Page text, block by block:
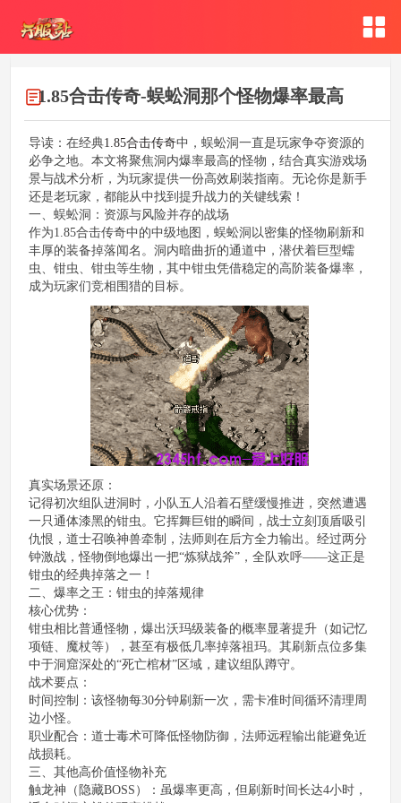
1.85合击传奇-蜈蚣洞那个怪物爆率最高
导读：在经典1.85合击传奇中，蜈蚣洞一直是玩家争夺资源的
必争之地。本文将聚焦洞内爆率最高的怪物，结合真实游戏场
景与战术分析，为玩家提供一份高效刷装指南。无论你是新手
还是老玩家，都能从中找到提升战力的关键线索！
一、蜈蚣洞：资源与风险并存的战场
作为1.85合击传奇中的中级地图，蜈蚣洞以密集的怪物刷新和
丰厚的装备掉落闻名。洞内暗曲折的通道中，潜伏着巨型蠕
虫、钳虫、钳虫等生物，其中钳虫凭借稳定的高阶装备爆率，
成为玩家们竞相围猎的目标。
真实场景还原：
记得初次组队进洞时，小队五人沿着石壁缓慢推进，突然遭遇
一只通体漆黑的钳虫。它挥舞巨钳的瞬间，战士立刻顶盾吸引
仇恨，道士召唤神兽牵制，法师则在后方全力输出。经过两分
钟激战，怪物倒地爆出一把“炼狱战斧”，全队欢呼——这正是
钳虫的经典掉落之一！
二、爆率之王：钳虫的掉落规律
核心优势：
钳虫相比普通怪物，爆出沃玛级装备的概率显著提升（如记忆
项链、魔杖等），甚至有极低几率掉落祖玛。其刷新点位多集
中于洞窟深处的“死亡棺材”区域，建议组队蹲守。
战术要点：
时间控制：该怪物每30分钟刷新一次，需卡准时间循环清理周
边小怪。
职业配合：道士毒术可降低怪物防御，法师远程输出能避免近
战损耗。
三、其他高价值怪物补充
触龙神（隐藏BOSS）：虽爆率更高，但刷新时间长达4小时，